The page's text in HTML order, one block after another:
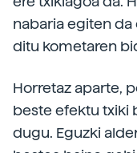
nabaria egiten da
ditu kometaren
Horretaz aparte,
beste efektu txiki
dugu. Eguzki